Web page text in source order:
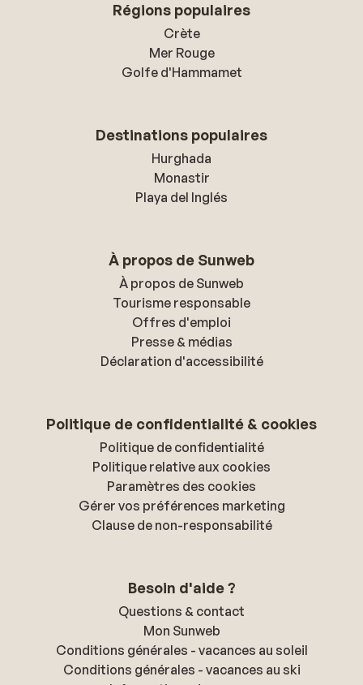
Régions populaires
Crète
Mer Rouge
Golfe d'Hammamet
Destinations populaires
Hurghada
Monastir
Playa del Inglés
À propos de Sunweb
À propos de Sunweb
Tourisme responsable
Offres d'emploi
Presse & médias
Déclaration d'accessibilité
Politique de confidentialité & cookies
Politique de confidentialité
Politique relative aux cookies
Paramètres des cookies
Gérer vos préférences marketing
Clause de non-responsabilité
Besoin d'aide ?
Questions & contact
Mon Sunweb
Conditions générales - vacances au soleil
Conditions générales - vacances au ski